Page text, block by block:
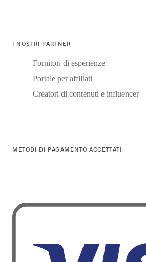
I NOSTRI PARTNER
Fornitori di esperienze
Portale per affiliati
Creatori di contenuti e influencer
METODI DI PAGAMENTO ACCETTATI